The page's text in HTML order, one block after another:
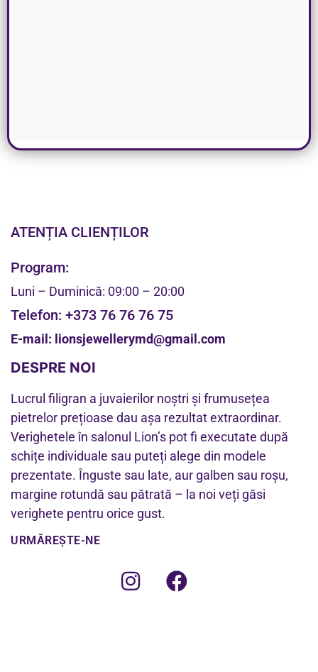
ATENȚIA CLIENȚILOR
Program:
Luni – Duminică: 09:00 – 20:00
Telefon: +373 76 76 76 75
E-mail: lionsjewellerymd@gmail.com
DESPRE NOI
Lucrul filigran a juvaierilor noștri și frumusețea
pietrelor prețioase dau așa rezultat extraordinar.
Verighetele în salonul Lion’s pot fi executate după
schițe individuale sau puteți alege din modele
prezentate. Înguste sau late, aur galben sau roșu,
margine rotundă sau pătrată – la noi veți găsi
verighete pentru orice gust.
URMĂREȘTE-NE